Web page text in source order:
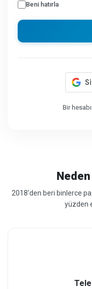
Beni hatırla
Bir
Neden
2018'den beri binlerce
yüzden